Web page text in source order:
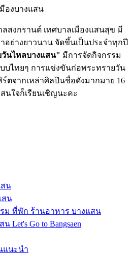
องบางแสน
ลสงกรานต์ เทศบาลเมืองแสนสุข มี
ย่างยาวนาน จัดขึ้นเป็นประจำทุกปี
นไหลบางแสน" มีการจัดกิจกรรม
บไทยๆ การแข่งขันก่อพระทรายวัน
ตจากเหล่าศิลปินชื่อดังมากมาย 16
นใจก็เรียนเชิญนะคะ
สน
สน
ม ที่พัก ร้านอาหาร บางแสน
Let's Go to Bangsaen
แนะนำ